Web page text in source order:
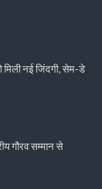
नई जिंदगी, सेम-डे
गौरव सम्मान से